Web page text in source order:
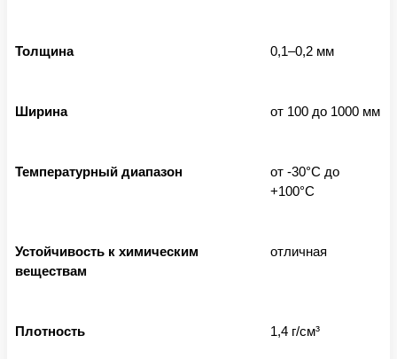
Толщина 0,1–0,2 мм
Ширина от 100 до 1000 мм
Температурный диапазон
от -30°C до
+100°C
Устойчивость к химическим
веществам
отличная
Плотность 1,4 г/см³